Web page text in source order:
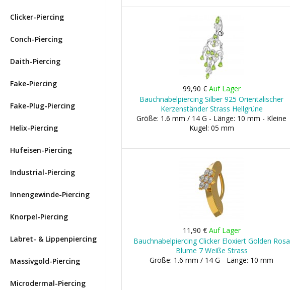
Clicker-Piercing
Conch-Piercing
Daith-Piercing
Fake-Piercing
Fake-Plug-Piercing
Helix-Piercing
Hufeisen-Piercing
Industrial-Piercing
Innengewinde-Piercing
Knorpel-Piercing
Labret- & Lippenpiercing
Massivgold-Piercing
Microdermal-Piercing
99,90 € Auf Lager
Bauchnabelpiercing Silber 925 Orientalischer
Kerzenständer Strass Hellgrüne
Größe: 1.6 mm / 14 G - Länge: 10 mm - Kleine
Kugel: 05 mm
11,90 € Auf Lager
Bauchnabelpiercing Clicker Eloxiert Golden Rosa
Blume 7 Weiße Strass
Größe: 1.6 mm / 14 G - Länge: 10 mm